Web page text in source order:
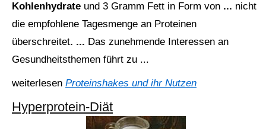
Kohlenhydrate und 3 Gramm Fett in Form von ... nicht
die empfohlene Tagesmenge an Proteinen
überschreitet. ... Das zunehmende Interessen an
Gesundheitsthemen führt zu ...
weiterlesen Proteinshakes und ihr Nutzen
Hyperprotein-Diät